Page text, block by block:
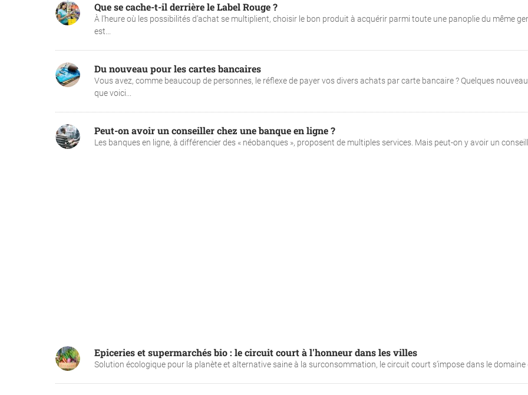
Que se cache-t-il derrière le Label Rouge ?
À l’heure où les possibilités d’achat se multiplient, choisir le bon produit à acquérir parmi toute une panoplie du même
est...
Du nouveau pour les cartes bancaires
Vous avez, comme beaucoup de personnes, le réflexe de payer vos divers achats par carte bancaire ? Quelques
que voici...
Peut-on avoir un conseiller chez une banque en ligne ?
Les banques en ligne, à différencier des « néobanques », proposent de multiples services. Mais peut-on y avoir un
Epiceries et supermarchés bio : le circuit court à l'honneur dans les villes
Solution écologique pour la planète et alternative saine à la surconsommation, le circuit court s’impose dans le domaine